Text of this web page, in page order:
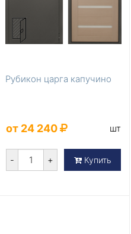
Рубикон царга капучино
от 24 240 шт
- + Купить